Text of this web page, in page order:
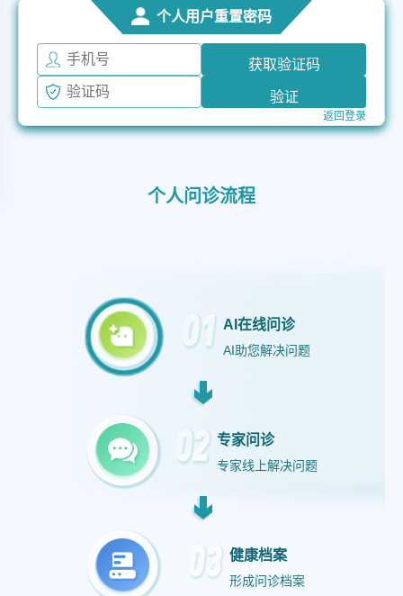
个人用户重置密码
获取验证码
验证
返回登录
个人问诊流程
AI在线问诊
AI助您解决问题
专家问诊
专家线上解决问题
健康档案
形成问诊档案